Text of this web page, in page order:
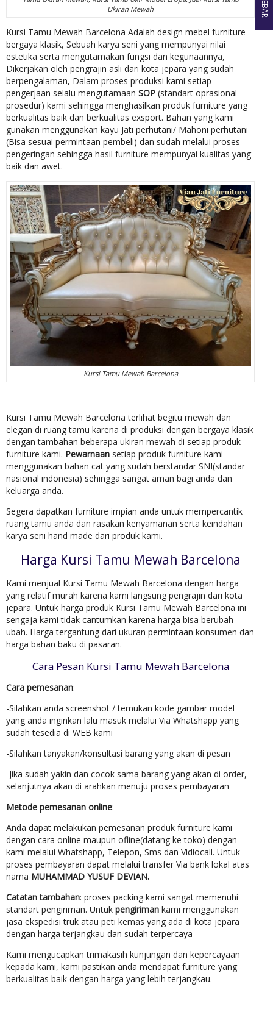
Ukiran Mewah
Kursi Tamu Mewah Barcelona Adalah design mebel furniture
bergaya klasik, Sebuah karya seni yang mempunyai nilai
estetika serta mengutamakan fungsi dan kegunaannya,
Dikerjakan oleh pengrajin asli dari kota jepara yang sudah
berpengalaman, Dalam proses produksi kami setiap
pengerjaan selalu mengutamaan SOP (standart oprasional
prosedur) kami sehingga menghasilkan produk furniture yang
berkualitas baik dan berkualitas exsport. Bahan yang kami
gunakan menggunakan kayu Jati perhutani/ Mahoni perhutani
(Bisa sesuai permintaan pembeli) dan sudah melalui proses
pengeringan sehingga hasil furniture mempunyai kualitas yang
baik dan awet.
Kursi Tamu Mewah Barcelona
Kursi Tamu Mewah Barcelona terlihat begitu mewah dan
elegan di ruang tamu karena di produksi dengan bergaya klasik
dengan tambahan beberapa ukiran mewah di setiap produk
furniture kami. Pewarnaan setiap produk furniture kami
menggunakan bahan cat yang sudah berstandar SNI(standar
nasional indonesia) sehingga sangat aman bagi anda dan
keluarga anda.
Segera dapatkan furniture impian anda untuk mempercantik
ruang tamu anda dan rasakan kenyamanan serta keindahan
karya seni hand made dari produk kami.
Harga Kursi Tamu Mewah Barcelona
Kami menjual Kursi Tamu Mewah Barcelona dengan harga
yang relatif murah karena kami langsung pengrajin dari kota
jepara. Untuk harga produk Kursi Tamu Mewah Barcelona ini
sengaja kami tidak cantumkan karena harga bisa berubah-
ubah. Harga tergantung dari ukuran permintaan konsumen dan
harga bahan baku di pasaran.
Cara Pesan Kursi Tamu Mewah Barcelona
Cara pemesanan:
-Silahkan anda screenshot / temukan kode gambar model
yang anda inginkan lalu masuk melalui Via Whatshapp yang
sudah tesedia di WEB kami
-Silahkan tanyakan/konsultasi barang yang akan di pesan
-Jika sudah yakin dan cocok sama barang yang akan di order,
selanjutnya akan di arahkan menuju proses pembayaran
Metode pemesanan online:
Anda dapat melakukan pemesanan produk furniture kami
dengan cara online maupun ofline(datang ke toko) dengan
kami melalui Whatshapp, Telepon, Sms dan Vidiocall. Untuk
proses pembayaran dapat melalui transfer Via bank lokal atas
nama MUHAMMAD YUSUF DEVIAN.
Catatan tambahan: proses packing kami sangat memenuhi
standart pengiriman. Untuk pengiriman kami menggunakan
jasa ekspedisi truk atau peti kemas yang ada di kota jepara
dengan harga terjangkau dan sudah terpercaya
Kami mengucapkan trimakasih kunjungan dan kepercayaan
kepada kami, kami pastikan anda mendapat furniture yang
berkualitas baik dengan harga yang lebih terjangkau.